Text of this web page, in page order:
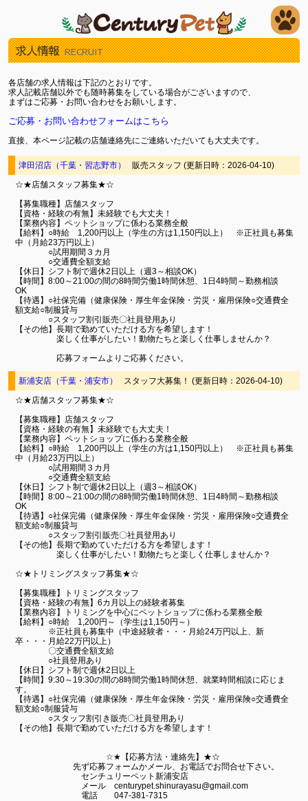
求人情報 RECRUIT
各店舗の求人情報は下記のとおりです。
求人記載店舗以外でも随時募集をしている場合がございますので、
まずはご応募・お問い合わせをお願いします。
ご応募・お問い合わせフォームはこちら
直接、本ページ記載の店舗連絡先にご連絡いただいても大丈夫です。
津田沼店（千葉・習志野市）
販売スタッフ (更新日時：2026-04-10)
☆★店舗スタッフ募集★☆
【募集職種】店舗スタッフ
【資格・経験の有無】未経験でも大丈夫！
【業務内容】ペットショップに係わる業務全般
【給料】○時給 1,200円以上（学生の方は1,150円以上） ※正社員も募集
中（月給23万円以上）
○試用期間３カ月
○交通費全額支給
【休日】シフト制で週休2日以上（週3～相談OK）
【時間】8:00～21:00の間の8時間労働1時間休憩、1日4時間～勤務相談
OK
【待遇】○社保完備（健康保険・厚生年金保険・労災・雇用保険○交通費全
額支給○制服貸与
○スタッフ割引販売〇社員登用あり
【その他】長期で勤めていただける方を希望します！
楽しく仕事がしたい！動物たちと楽しく仕事しませんか？
応募フォームよりご応募ください。
新浦安店（千葉・浦安市）
スタッフ大募集！ (更新日時：2026-04-10)
☆★店舗スタッフ募集★☆
【募集職種】店舗スタッフ
【資格・経験の有無】未経験でも大丈夫！
【業務内容】ペットショップに係わる業務全般
【給料】○時給 1,200円以上（学生の方は1,150円以上） ※正社員も募集
中（月給23万円以上）
○試用期間３カ月
○交通費全額支給
【休日】シフト制で週休2日以上（週3～相談OK）
【時間】8:00～21:00の間の8時間労働1時間休憩、1日4時間～勤務相談
OK
【待遇】○社保完備（健康保険・厚生年金保険・労災・雇用保険○交通費全
額支給○制服貸与
○スタッフ割引販売〇社員登用あり
【その他】長期で勤めていただける方を希望します！
楽しく仕事がしたい！動物たちと楽しく仕事しませんか？
☆★トリミングスタッフ募集★☆
【募集職種】トリミングスタッフ
【資格・経験の有無】6カ月以上の経験者募集
【業務内容】トリミングを中心にペットショップに係わる業務全般
【給料】○時給 1,200円～（学生は1,150円～）
※正社員も募集中（中途経験者・・・月給24万円以上、新
卒・・・月給22万円以上）
〇交通費全額支給
○社員登用あり
【休日】シフト制で週休2日以上
【時間】9:30～19:30の間の8時間労働1時間休憩、就業時間相談に応じま
す。
【待遇】○社保完備（健康保険・厚生年金保険・労災・雇用保険○交通費全
額支給○制服貸与
○スタッフ割引き販売〇社員登用あり
【その他】長期で勤めていただける方を希望します！
☆★【応募方法・連絡先】★☆
先ず応募フォームかメール、お電話でお問合せ下さい。
センチュリーペット新浦安店
メール centurypet.shinurayasu@gmail.com
電話 047-381-7315